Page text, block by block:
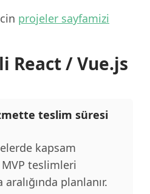
projeler sayfamizi
React / Vue.js
teslim süresi
kapsam
teslimleri
planlanır.